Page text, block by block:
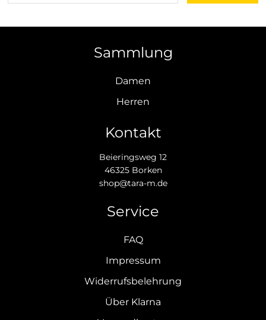
Sammlung
Damen
Herren
Kontakt
Beieringsweg 12
46325 Borken
shop@tara-m.de
Service
FAQ
Impressum
Widerrufsbelehrung
Über Klarna